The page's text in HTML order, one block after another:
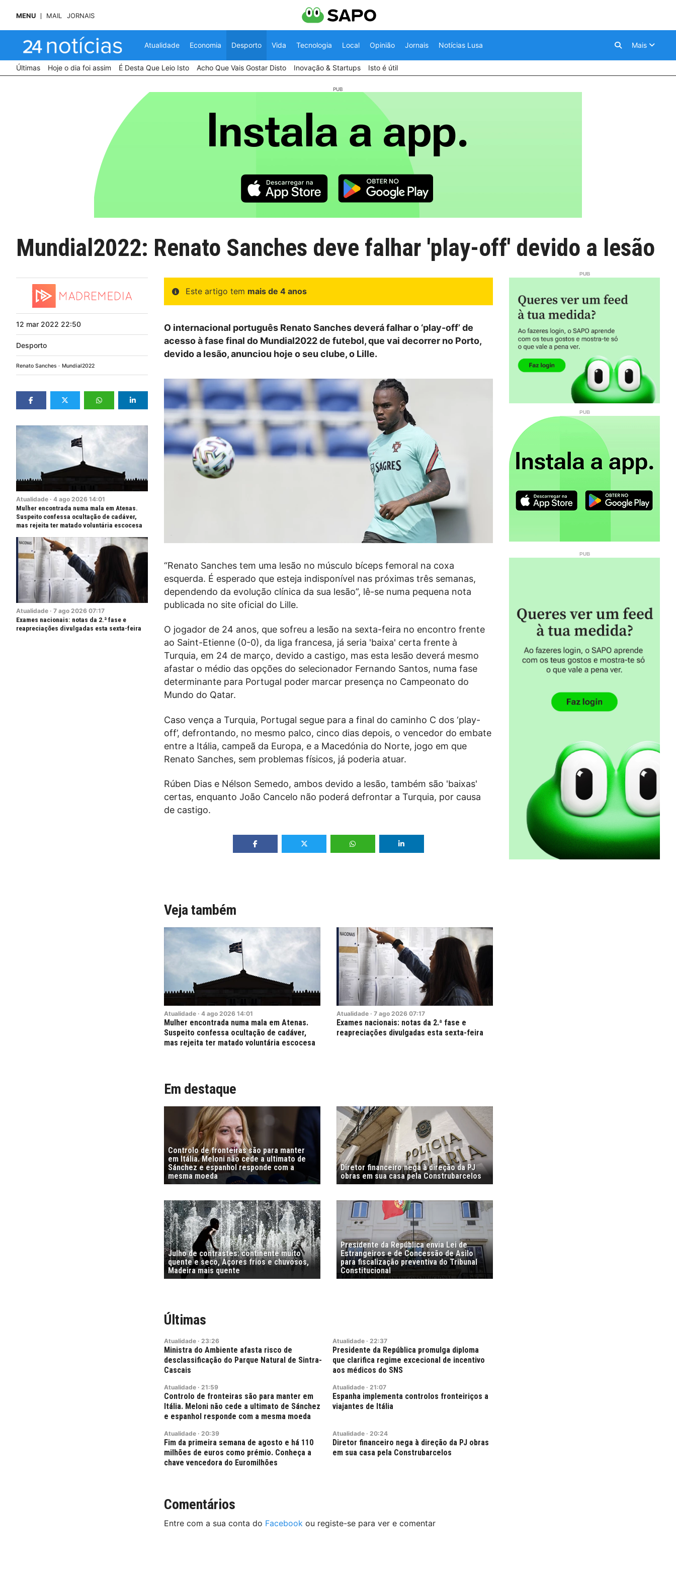
MENU MAIL JORNAIS
Atualidade Economia Desporto Vida Tecnologia Local Opinião Jornais Notícias Lusa Mais
Últimas Hoje o dia foi assim É Desta Que Leio Isto Acho Que Vais Gostar Disto Inovação & Startups Isto é útil
Mundial2022: Renato Sanches deve falhar 'play-off' devido a lesão
12 mar 2022 22:50
Desporto
Renato Sanches Mundial2022
Atualidade · 4 ago 2026 14:01
Mulher encontrada numa mala em Atenas.
Suspeito confessa ocultação de cadáver,
mas rejeita ter matado voluntária escocesa
Atualidade · 7 ago 2026 07:17
Exames nacionais: notas da 2.ª fase e
reapreciações divulgadas esta sexta-feira
Este artigo tem mais de 4 anos
O internacional português Renato Sanches deverá falhar o ‘play-off’ de
acesso à fase final do Mundial2022 de futebol, que vai decorrer no Porto,
devido a lesão, anunciou hoje o seu clube, o Lille.
“Renato Sanches tem uma lesão no músculo bíceps femoral na coxa
esquerda. É esperado que esteja indisponível nas próximas três semanas,
dependendo da evolução clínica da sua lesão”, lê-se numa pequena nota
publicada no site oficial do Lille.
O jogador de 24 anos, que sofreu a lesão na sexta-feira no encontro frente
ao Saint-Etienne (0-0), da liga francesa, já seria 'baixa' certa frente à
Turquia, em 24 de março, devido a castigo, mas esta lesão deverá mesmo
afastar o médio das opções do selecionador Fernando Santos, numa fase
determinante para Portugal poder marcar presença no Campeonato do
Mundo do Qatar.
Caso vença a Turquia, Portugal segue para a final do caminho C dos ‘play-
off’, defrontando, no mesmo palco, cinco dias depois, o vencedor do embate
entre a Itália, campeã da Europa, e a Macedónia do Norte, jogo em que
Renato Sanches, sem problemas físicos, já poderia atuar.
Rúben Dias e Nélson Semedo, ambos devido a lesão, também são 'baixas'
certas, enquanto João Cancelo não poderá defrontar a Turquia, por causa
de castigo.
Veja também
Atualidade · 4 ago 2026 14:01
Mulher encontrada numa mala em Atenas.
Suspeito confessa ocultação de cadáver,
mas rejeita ter matado voluntária escocesa
Atualidade · 7 ago 2026 07:17
Exames nacionais: notas da 2.ª fase e
reapreciações divulgadas esta sexta-feira
Em destaque
Controlo de fronteiras são para manter
em Itália. Meloni não cede a ultimato de
Sánchez e espanhol responde com a
mesma moeda
Diretor financeiro nega à direção da PJ
obras em sua casa pela Construbarcelos
Julho de contrastes: continente muito
quente e seco, Açores frios e chuvosos,
Madeira mais quente
Presidente da República envia Lei de
Estrangeiros e de Concessão de Asilo
para fiscalização preventiva do Tribunal
Constitucional
Últimas
Atualidade · 23:26
Ministra do Ambiente afasta risco de
desclassificação do Parque Natural de Sintra-
Cascais
Atualidade · 22:37
Presidente da República promulga diploma
que clarifica regime excecional de incentivo
aos médicos do SNS
Atualidade · 21:59
Controlo de fronteiras são para manter em
Itália. Meloni não cede a ultimato de Sánchez
e espanhol responde com a mesma moeda
Atualidade · 21:07
Espanha implementa controlos fronteiriços a
viajantes de Itália
Atualidade · 20:39
Fim da primeira semana de agosto e há 110
milhões de euros como prémio. Conheça a
chave vencedora do Euromilhões
Atualidade · 20:24
Diretor financeiro nega à direção da PJ obras
em sua casa pela Construbarcelos
Comentários
Entre com a sua conta do Facebook ou registe-se para ver e comentar